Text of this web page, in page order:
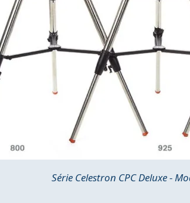
Série Celestron CPC Deluxe -